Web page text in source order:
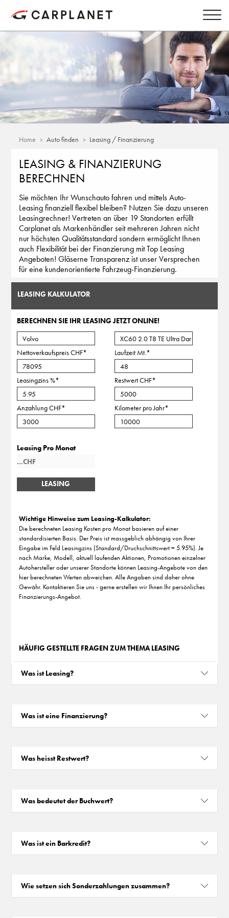
Home Auto finden Leasing / Finanzierung
LEASING & FINANZIERUNG
BERECHNEN
Sie möchten Ihr Wunschauto fahren und mittels Auto-
Leasing finanziell flexibel bleiben? Nutzen Sie dazu unseren
Leasingrechner! Vertreten an über 19 Standorten erfüllt
Carplanet als Markenhändler seit mehreren Jahren nicht
nur höchsten Qualitätsstandard sondern ermöglicht Ihnen
auch Flexibilität bei der Finanzierung mit Top Leasing
Angeboten! Gläserne Transparenz ist unser Versprechen
für eine kundenorientierte Fahrzeug-Finanzierung.
LEASING KALKULATOR
BERECHNEN SIE IHR LEASING JETZT ONLINE!
Nettoverkaufspreis CHF* Laufzeit Mt.*
Leasingzins %* Restwert CHF*
Anzahlung CHF* Kilometer pro Jahr*
Leasing Pro Monat
LEASING
BERECHNEN
Wichtige Hinweise zum Leasing-Kalkulator:
Die berechneten Leasing Kosten pro Monat basieren auf einer
standardisierten Basis. Der Preis ist massgeblich abhängig von Ihrer
Eingabe im Feld Leasingzins (Standard/Druchschnittswert = 5.95%). Je
nach Marke, Modell, aktuell laufenden Aktionen, Promotionen einzelner
Autohersteller oder unserer Standorte können Leasing-Angebote von den
hier berechneten Werten abweichen. Alle Angaben sind daher ohne
Gewähr. Kontaktieren Sie uns - gerne erstellen wir Ihnen Ihr persönliches
Finanzierungs-Angebot.
HÄUFIG GESTELLTE FRAGEN ZUM THEMA LEASING
Was ist Leasing?
Was ist eine Finanzierung?
Was heisst Restwert?
Was bedeutet der Buchwert?
Was ist ein Barkredit?
Wie setzen sich Sonderzahlungen zusammen?